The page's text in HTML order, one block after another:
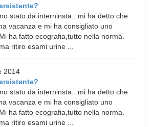
stato da interninsta...mi ha detto che
vacanza e mi ha consigliato uno
ha fatto ecografia,tutto nella norma.
ritiro esami urine ...
2014
stato da interninsta...mi ha detto che
vacanza e mi ha consigliato uno
ha fatto ecografia,tutto nella norma.
ritiro esami urine ...